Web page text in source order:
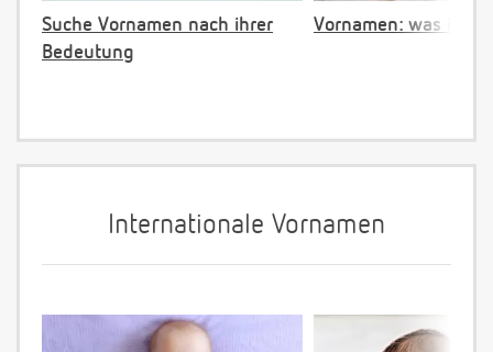
Suche Vornamen nach ihrer
Bedeutung
Vornamen: was ist
Internationale Vornamen